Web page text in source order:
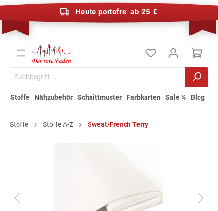
Heute portofrei ab 25 €
Stoffe Nähzubehör Schnittmuster Farbkarten Sale % Blog
Stoffe Stoffe A-Z Sweat/French Terry